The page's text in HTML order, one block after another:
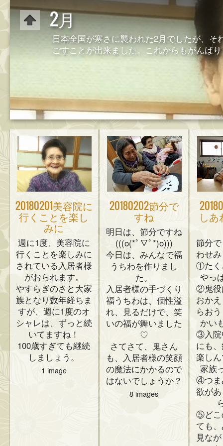
2月
日本全国が寒さに襲われた2月でしたが、
ごすことが出来ました。これからもがんば
20180201美容院に
行くことを楽し
みに
週に1度、美容院に
行くことを楽しみに
されている入居者様
がおられます。
やすらぎのさと大家
族となり数年経ちま
すが、週に1度のオ
シャレは、ずっと続
いてますね！
100歳すぎても継続
しましょう。
1 image
20180202節分で
すね
明日は、節分ですね
(((o(*ﾟ▽ﾟ*)o)))
今日は、みんなで福
うちわを作りまし
た。
入居者様の手づくり
福うちわは、個性溢
れ、見るだけで、笑
いの福が舞いました
♡
さてさて、鬼さん
も、入居者様の笑顔
の魔法にかかるので
はないでしょうか？
8 images
し
節分
わせ
①たく
やっ
②鬼役
おか
らお
かい
③入院
にも
楽し
家族
④つま
欲が
⑤どこ
ても
見な